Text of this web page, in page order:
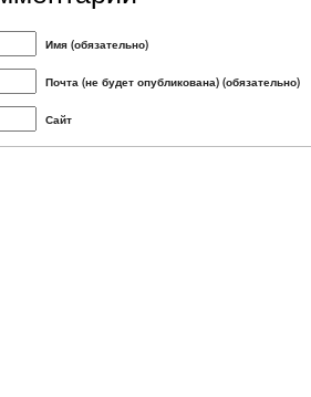
Имя (обязательно)
Почта (не будет опубликована) (обязательно)
Сайт